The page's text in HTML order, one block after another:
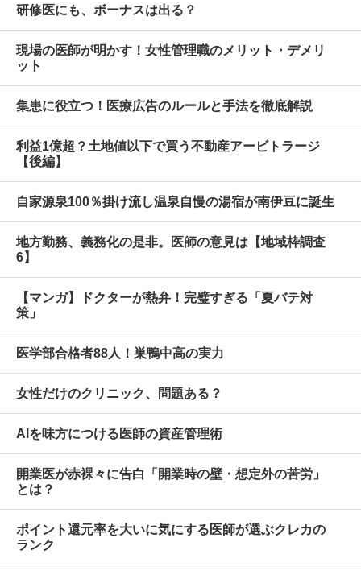
研修医にも、ボーナスは出る？
現場の医師が明かす！女性管理職のメリット・デメリ
ット
集患に役立つ！医療広告のルールと手法を徹底解説
利益1億超？土地値以下で買う不動産アービトラージ
【後編】
自家源泉100％掛け流し温泉自慢の湯宿が南伊豆に誕生
地方勤務、義務化の是非。医師の意見は【地域枠調査
6】
【マンガ】ドクターが熱弁！完璧すぎる「夏バテ対
策」
医学部合格者88人！巣鴨中高の実力
女性だけのクリニック、問題ある？
AIを味方につける医師の資産管理術
開業医が赤裸々に告白「開業時の壁・想定外の苦労」
とは？
ポイント還元率を大いに気にする医師が選ぶクレカの
ランク